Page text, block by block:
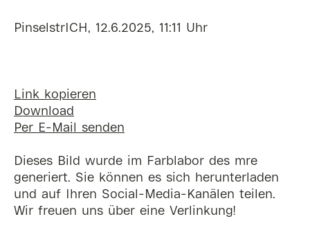
PinselstrICH, 12.6.2025, 11:11 Uhr
Link kopieren
Download
Per E-Mail senden
Dieses Bild wurde im Farblabor des mre
generiert. Sie können es sich herunterladen
und auf Ihren Social-Media-Kanälen teilen.
Wir freuen uns über eine Verlinkung!